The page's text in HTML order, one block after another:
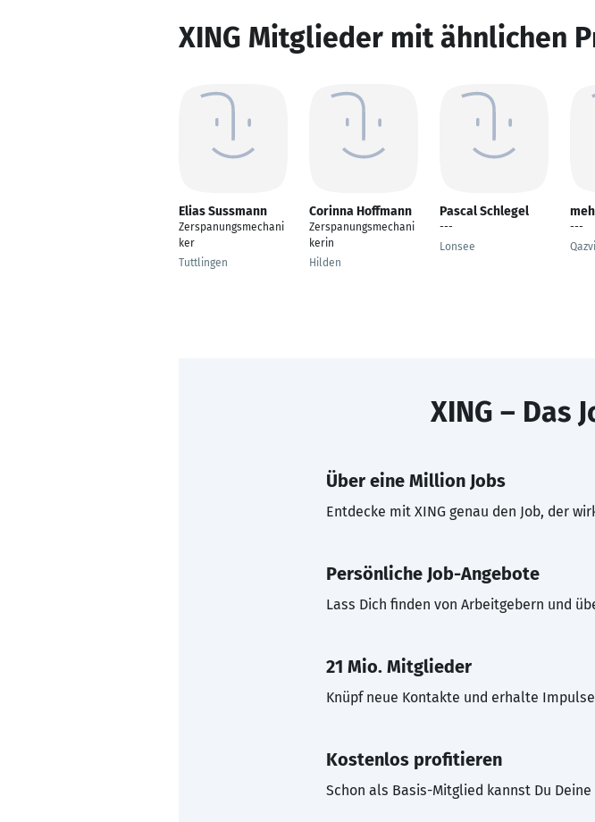
XING Mitglieder mit ähnlichen
Elias Sussmann
Zerspanungsmechani
ker
Tuttlingen
Corinna Hoffmann
Zerspanungsmechani
kerin
Hilden
Pascal Schlegel
---
Lonsee
---
XING – Das
Über eine Million Jobs
Entdecke mit XING genau den Job, der
Persönliche Job-Angebote
Lass Dich finden von Arbeitgebern und
21 Mio. Mitglieder
Knüpf neue Kontakte und erhalte
Kostenlos profitieren
Schon als Basis-Mitglied kannst Du